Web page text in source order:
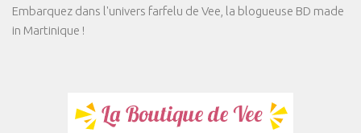
Embarquez dans l'univers farfelu de Vee, la blogueuse BD made
in Martinique !